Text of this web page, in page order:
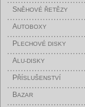
SNĚHOVÉ ŘETĚZY
AUTOBOXY
PLECHOVÉ DISKY
ALU-DISKY
PŘÍSLUŠENSTVÍ
BAZAR